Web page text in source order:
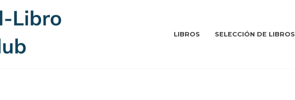
LIBROS SELECCIÓN DE LIBROS